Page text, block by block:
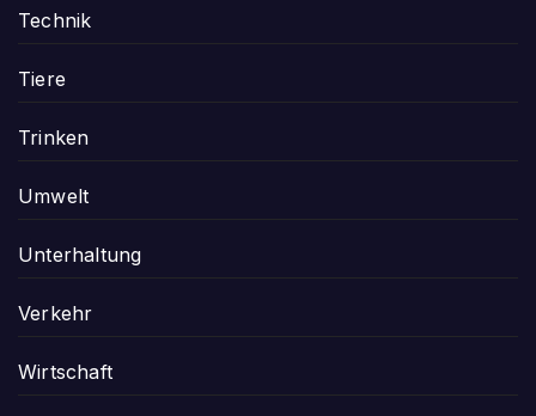
Technik
Tiere
Trinken
Umwelt
Unterhaltung
Verkehr
Wirtschaft